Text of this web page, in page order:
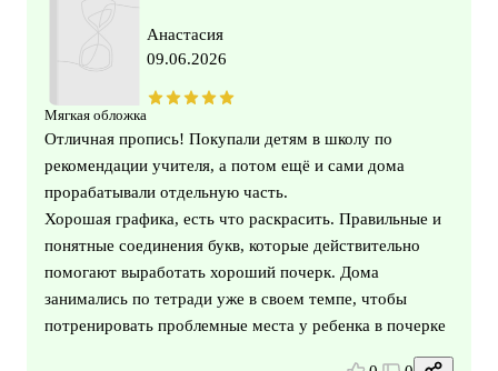
Мягкая обложка
Анастасия
09.06.2026
Отличная пропись! Покупали детям в школу по
рекомендации учителя, а потом ещё и сами дома
прорабатывали отдельную часть.
Хорошая графика, есть что раскрасить. Правильные и
понятные соединения букв, которые действительно
помогают выработать хороший почерк. Дома
занимались по тетради уже в своем темпе, чтобы
потренировать проблемные места у ребенка в почерке